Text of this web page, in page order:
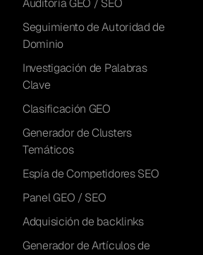
Auditoría GEO / SEO
Seguimiento de Autoridad de
Dominio
Investigación de Palabras
Clave
Clasificación GEO
Generador de Clusters
Temáticos
Espía de Competidores SEO
Panel GEO / SEO
Adquisición de backlinks
Generador de Artículos de